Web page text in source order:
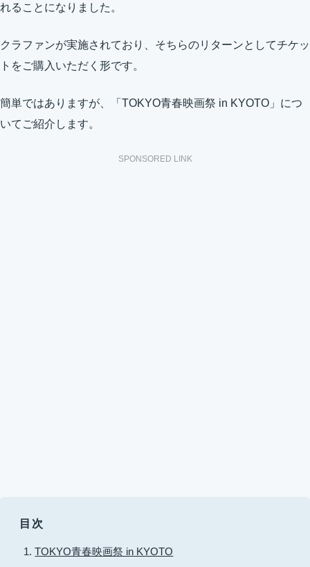
れることになりました。
クラファンが実施されており、そちらのリターンとしてチケッ
トをご購入いただく形です。
簡単ではありますが、「TOKYO青春映画祭 in KYOTO」につ
いてご紹介します。
SPONSORED LINK
目次
TOKYO青春映画祭 in KYOTO